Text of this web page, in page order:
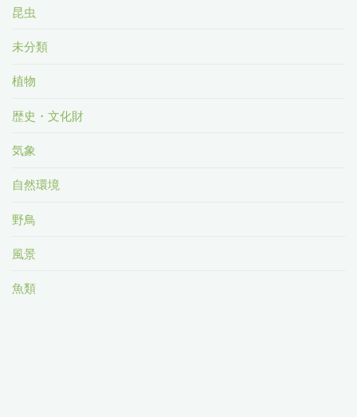
昆虫
未分類
植物
歴史・文化財
気象
自然環境
野鳥
風景
魚類